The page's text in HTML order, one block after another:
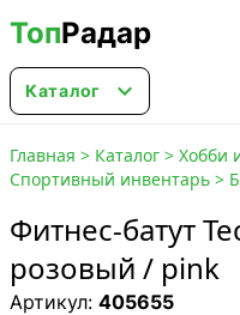
ТопРадар
Каталог 
Главная > Каталог > Хобби
Спортивный инвентарь >
Фитнес-батут
розовый / pink
Артикул: 405655